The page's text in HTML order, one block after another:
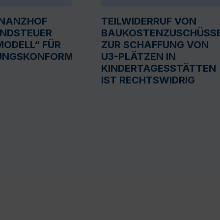
FÜR
TEILWIDERRUF VON
ZUR SCHAFFUNG VON
U3-PLÄTZEN IN
KINDERTAGESSTÄTTEN
IST RECHTSWIDRIG